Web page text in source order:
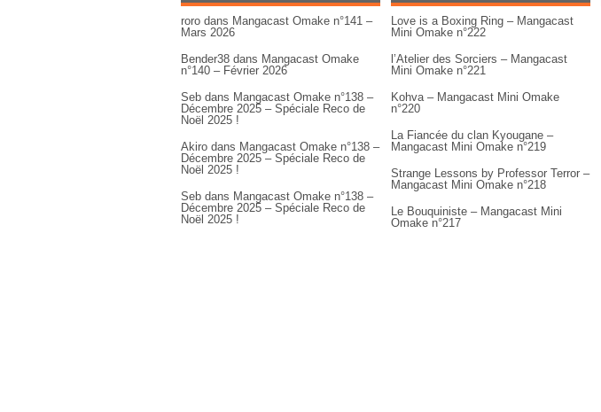
roro dans Mangacast Omake n°141 –
Mars 2026
Bender38 dans Mangacast Omake
n°140 – Février 2026
Seb dans Mangacast Omake n°138 –
Décembre 2025 – Spéciale Reco de
Noël 2025 !
Akiro dans Mangacast Omake n°138 –
Décembre 2025 – Spéciale Reco de
Noël 2025 !
Seb dans Mangacast Omake n°138 –
Décembre 2025 – Spéciale Reco de
Noël 2025 !
Love is a Boxing Ring – Mangacast
Mini Omake n°222
l’Atelier des Sorciers – Mangacast
Mini Omake n°221
Kohva – Mangacast Mini Omake
n°220
La Fiancée du clan Kyougane –
Mangacast Mini Omake n°219
Strange Lessons by Professor Terror –
Mangacast Mini Omake n°218
Le Bouquiniste – Mangacast Mini
Omake n°217